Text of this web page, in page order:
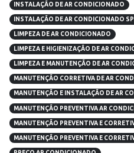
INSTALAÇÃO DE AR CONDICIONADO
INSTALAÇÃO DE AR CONDICIONADO
LIMPEZA DE AR CONDICIONADO
LIMPEZA E HIGIENIZAÇÃO DE AR
LIMPEZA E MANUTENÇÃO DE AR
MANUTENÇÃO CORRETIVA DE AR
MANUTENÇÃO E INSTALAÇÃO DE AR
MANUTENÇÃO PREVENTIVA AR
MANUTENÇÃO PREVENTIVA E
MANUTENÇÃO PREVENTIVA E